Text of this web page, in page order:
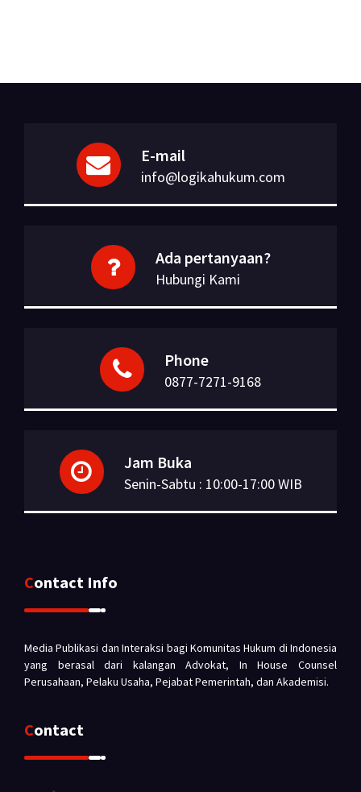
E-mail
info@logikahukum.com
Ada pertanyaan?
Hubungi Kami
Phone
0877-7271-9168
Jam Buka
Senin-Sabtu : 10:00-17:00 WIB
Contact Info
Media Publikasi dan Interaksi bagi Komunitas Hukum di Indonesia
yang berasal dari kalangan Advokat, In House Counsel
Perusahaan, Pelaku Usaha, Pejabat Pemerintah, dan Akademisi.
Contact